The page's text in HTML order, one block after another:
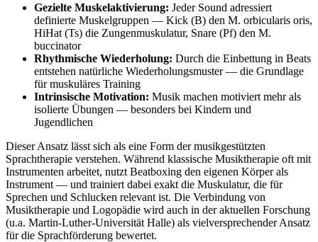
Gezielte Muskelaktivierung: Jeder Sound adressiert
definierte Muskelgruppen — Kick (B) den M. orbicularis oris,
HiHat (Ts) die Zungenmuskulatur, Snare (Pf) den M.
buccinator
Rhythmische Wiederholung: Durch die Einbettung in Beats
entstehen natürliche Wiederholungsmuster — die Grundlage
für muskuläres Training
Intrinsische Motivation: Musik machen motiviert mehr als
isolierte Übungen — besonders bei Kindern und
Jugendlichen
Dieser Ansatz lässt sich als eine Form der musikgestützten
Sprachtherapie verstehen. Während klassische Musiktherapie oft mit
Instrumenten arbeitet, nutzt Beatboxing den eigenen Körper als
Instrument — und trainiert dabei exakt die Muskulatur, die für
Sprechen und Schlucken relevant ist. Die Verbindung von
Musiktherapie und Logopädie wird auch in der aktuellen Forschung
(u.a. Martin-Luther-Universität Halle) als vielversprechender Ansatz
für die Sprachförderung bewertet.